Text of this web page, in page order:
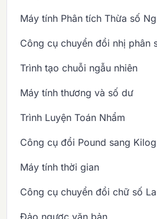
Máy tính Phân tích Thừa số
Công cụ chuyển đổi nhị phân
Trình tạo chuỗi ngẫu nhiên
Máy tính thương và số dư
Trình Luyện Toán Nhẩm
Công cụ đổi Pound sang
Máy tính thời gian
Công cụ chuyển đổi chữ số
Đảo ngược văn bản